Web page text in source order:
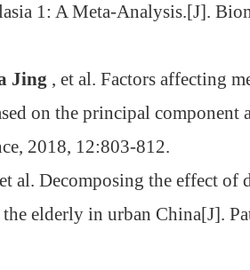
1: A Meta-Analysis.[J].
Jing , et al. Factors affecting
on the principal
2018, 12:803-812.
al. Decomposing the effect
elderly in urban China[J].